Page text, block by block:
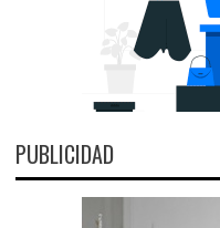
PUBLICIDAD